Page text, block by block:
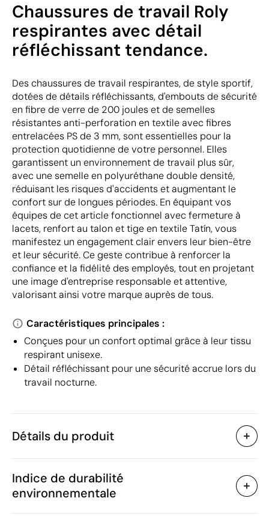
Chaussures de travail Roly
respirantes avec détail
réfléchissant tendance.
Des chaussures de travail respirantes, de style sportif,
dotées de détails réfléchissants, d'embouts de sécurité
en fibre de verre de 200 joules et de semelles
résistantes anti-perforation en textile avec fibres
entrelacées PS de 3 mm, sont essentielles pour la
protection quotidienne de votre personnel. Elles
garantissent un environnement de travail plus sûr,
avec une semelle en polyuréthane double densité,
réduisant les risques d'accidents et augmentant le
confort sur de longues périodes. En équipant vos
équipes de cet article fonctionnel avec fermeture à
lacets, renfort au talon et tige en textile Tatín, vous
manifestez un engagement clair envers leur bien-être
et leur sécurité. Ce geste contribue à renforcer la
confiance et la fidélité des employés, tout en projetant
une image d'entreprise responsable et attentive,
valorisant ainsi votre marque auprès de tous.
Caractéristiques principales :
Conçues pour un confort optimal grâce à leur tissu
respirant unisexe.
Détail réfléchissant pour une sécurité accrue lors du
travail nocturne.
Détails du produit
Caractéristiques
Code du produit
Quantité minimum
Poids
1140 g
Indice de durabilité
environnementale